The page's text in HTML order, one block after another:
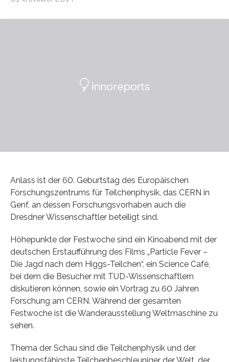
Anlass ist der 60. Geburtstag des Europäischen
Forschungszentrums für Teilchenphysik, das CERN in
Genf, an dessen Forschungsvorhaben auch die
Dresdner Wissenschaftler beteiligt sind.
Höhepunkte der Festwoche sind ein Kinoabend mit der
deutschen Erstaufführung des Films „Particle Fever –
Die Jagd nach dem Higgs-Teilchen“, ein Science Café,
bei dem die Besucher mit TUD-Wissenschaftlern
diskutieren können, sowie ein Vortrag zu 60 Jahren
Forschung am CERN. Während der gesamten
Festwoche ist die Wanderausstellung Weltmaschine zu
sehen.
Thema der Schau sind die Teilchenphysik und der
leistungsfähigste Teilchenbeschleuniger der Welt, der